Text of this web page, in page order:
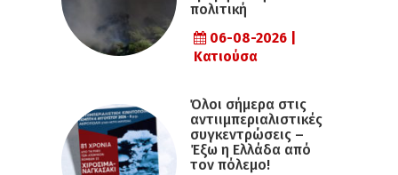
πολιτική
06-08-2026 |
Κατιούσα
Όλοι σήμερα στις
αντιιμπεριαλιστικές
συγκεντρώσεις –
Έξω η Ελλάδα από
τον πόλεμο!